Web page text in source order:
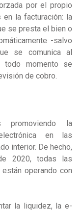
por el propio
la facturación: la
se presta el bien o
-salvo
se comunica al
todo momento se
de cobro.
promoviendo la
en las
interior. De hecho,
2020, todas las
operando con
la liquidez, la e-